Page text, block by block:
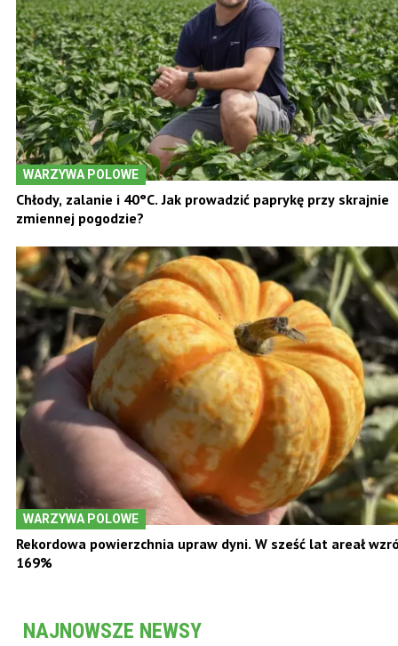
WARZYWA POLOWE
Chłody, zalanie i 40°C. Jak prowadzić paprykę przy skrajnie
zmiennej pogodzie?
WARZYWA POLOWE
Rekordowa powierzchnia upraw dyni. W sześć lat areał
169%
NAJNOWSZE NEWSY